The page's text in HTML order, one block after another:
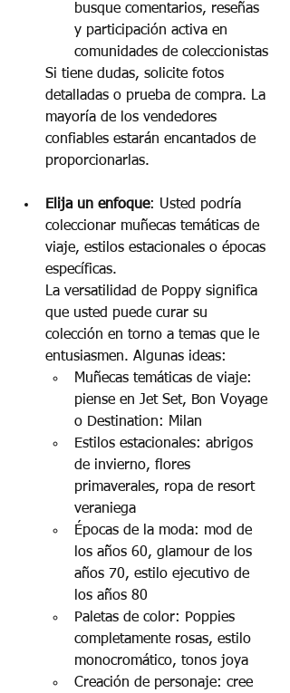
busque comentarios, reseñas
y participación activa en
comunidades de coleccionistas
Si tiene dudas, solicite fotos
detalladas o prueba de compra. La
mayoría de los vendedores
confiables estarán encantados de
proporcionarlas.
Elija un enfoque: Usted podría
coleccionar muñecas temáticas de
viaje, estilos estacionales o épocas
específicas.
La versatilidad de Poppy significa
que usted puede curar su
colección en torno a temas que le
entusiasmen. Algunas ideas:
Muñecas temáticas de viaje:
piense en Jet Set, Bon Voyage
o Destination: Milan
Estilos estacionales: abrigos
de invierno, flores
primaverales, ropa de resort
veraniega
Épocas de la moda: mod de
los años 60, glamour de los
años 70, estilo ejecutivo de
los años 80
Paletas de color: Poppies
completamente rosas, estilo
monocromático, tonos joya
Creación de personaje: cree